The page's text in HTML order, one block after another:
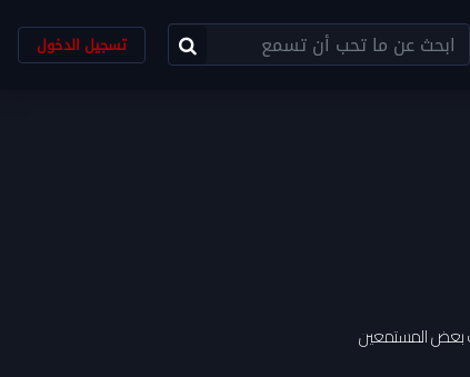
تسجيل الدخول
بعض المستمعين